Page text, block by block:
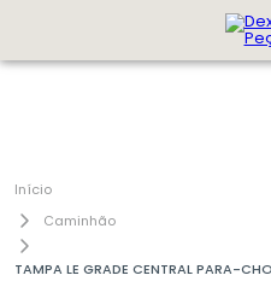
Caminhão
TAMPA LE GRADE CENTRAL PARA-